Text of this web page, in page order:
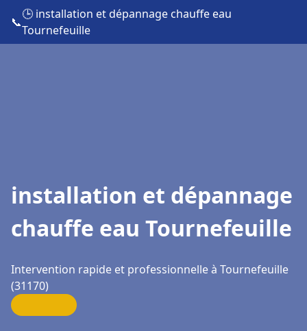
📞
🕒 installation et dépannage chauffe eau
Tournefeuille
installation et dépannage
chauffe eau Tournefeuille
Intervention rapide et professionnelle à Tournefeuille
(31170)